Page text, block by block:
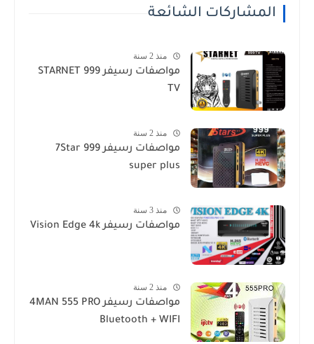
المشاركات الشائعة
منذ 2 سنة
مواصفات رسيفر STARNET 999
TV
منذ 2 سنة
مواصفات رسيفر 7Star 999
super plus
منذ 3 سنة
مواصفات رسيفر Vision Edge 4k
منذ 2 سنة
مواصفات رسيفر 4MAN 555 PRO
Bluetooth + WIFI